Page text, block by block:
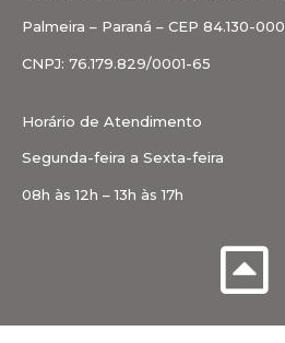
Palmeira – Paraná – CEP 84.130-000
CNPJ: 76.179.829/0001-65
Horário de Atendimento
Segunda-feira a Sexta-feira
08h às 12h – 13h às 17h